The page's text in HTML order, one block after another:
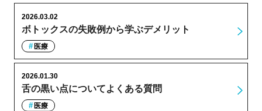
ボトックスの失敗例から学ぶデメリット
2026.03.02
医療
舌の黒い点についてよくある質問
2026.01.30
医療